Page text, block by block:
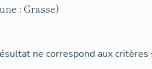
: Grasse)
ne correspond aux critères